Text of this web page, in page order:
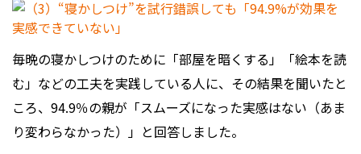
毎晩の寝かしつけのために「部屋を暗くする」「絵本を読
む」などの工夫を実践している人に、その結果を聞いたと
ころ、94.9％の親が「スムーズになった実感はない（あま
り変わらなかった）」と回答しました。